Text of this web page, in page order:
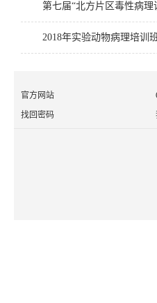
第七届“北方片区毒性病理
2018年实验动物病理培训
官方网站
找回密码